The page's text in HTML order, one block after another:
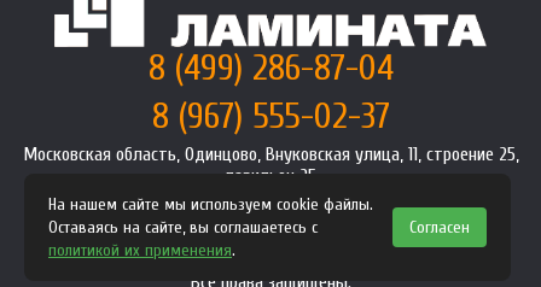
8 (499) 286-87-04
8 (967) 555-02-37
Московская область, Одинцово, Внуковская улица, 11, строение 25,
павильон 25
info@premium-laminat.ru
Интернет магазинpremium-laminat.ru
2008-2026
Политика конфиденциальности
На нашем сайте мы используем cookie файлы.
Оставаясь на сайте, вы соглашаетесь с
политикой их применения.
Согласен